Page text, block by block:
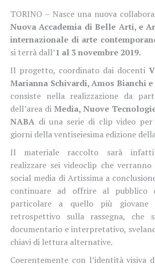
TORINO – Nasce una nuova
Nuova Accademia di Belle Arti, e
internazionale di arte
si terrà dall’1 al 3 novembre 2019.
Il progetto, coordinato dai docenti
Marianna Schivardi, Amos Bianchi
consiste nella realizzazione da
dell’area di Media, Nuove
NABA diuna serie di clip video
giorni della ventiseiesima edizione
Il materiale raccolto sarà
realizzare sei videoclip che
social media di Artissima a
continuare ad offrire al
particolare a quello più giovane
retrospettivo sulla rassegna, che
documentario e interpretativo,
chiavi di lettura alternative.
Coerentemente con l’identità visiva